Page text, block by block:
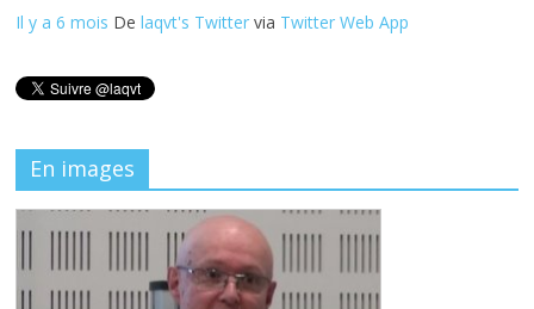
Il y a 6 mois Delaqvt's Twitter via Twitter Web App
En images